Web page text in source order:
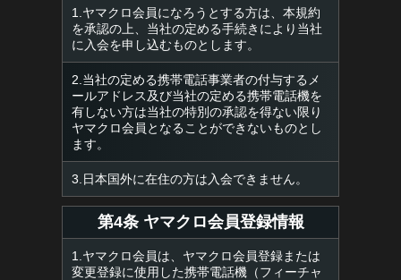
1.ヤマクロ会員になろうとする方は、本規約
を承認の上、当社の定める手続きにより当社
に入会を申し込むものとします。
2.当社の定める携帯電話事業者の付与するメ
ールアドレス及び当社の定める携帯電話機を
有しない方は当社の特別の承認を得ない限り
ヤマクロ会員となることができないものとし
ます。
3.日本国外に在住の方は入会できません。
第4条 ヤマクロ会員登録情報
1.ヤマクロ会員は、ヤマクロ会員登録または
変更登録に使用した携帯電話機（フィーチャ